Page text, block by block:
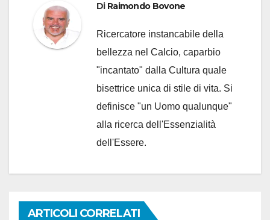
Di Raimondo Bovone
Ricercatore instancabile della
bellezza nel Calcio, caparbio
"incantato" dalla Cultura quale
bisettrice unica di stile di vita. Si
definisce "un Uomo qualunque"
alla ricerca dell'Essenzialità
dell'Essere.
ARTICOLI CORRELATI